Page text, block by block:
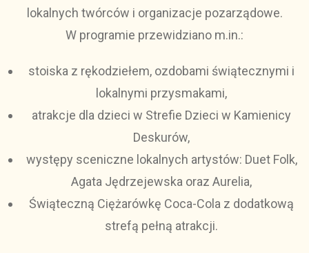
lokalnych twórców i organizacje pozarządowe.
W programie przewidziano m.in.:
stoiska z rękodziełem, ozdobami świątecznymi i
lokalnymi przysmakami,
atrakcje dla dzieci w Strefie Dzieci w Kamienicy
Deskurów,
występy sceniczne lokalnych artystów: Duet Folk,
Agata Jędrzejewska oraz Aurelia,
Świąteczną Ciężarówkę Coca-Cola z dodatkową
strefą pełną atrakcji.